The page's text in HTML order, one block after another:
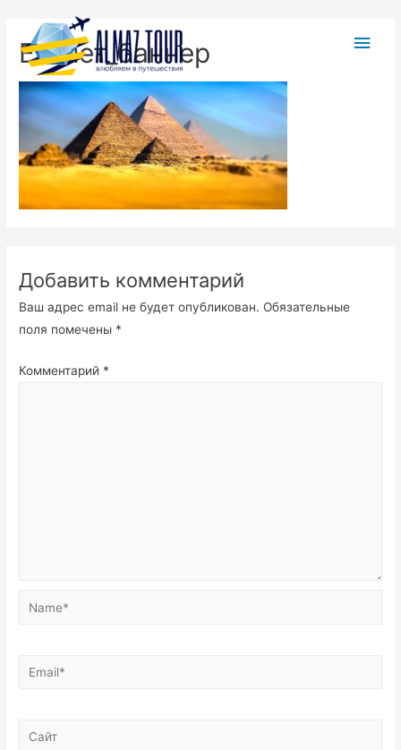
Египет_баннер
Добавить комментарий
Ваш адрес email не будет опубликован. Обязательные
поля помечены *
Комментарий *